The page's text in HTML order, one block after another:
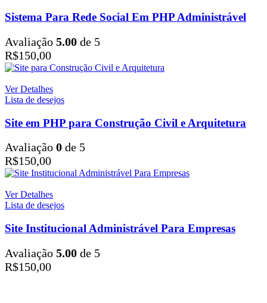
Sistema Para Rede Social Em PHP Administrável
Avaliação 5.00 de 5
R$150,00
Ver Detalhes
Lista de desejos
Site em PHP para Construção Civil e Arquitetura
Avaliação 0 de 5
R$150,00
Ver Detalhes
Lista de desejos
Site Institucional Administrável Para Empresas
Avaliação 5.00 de 5
R$150,00